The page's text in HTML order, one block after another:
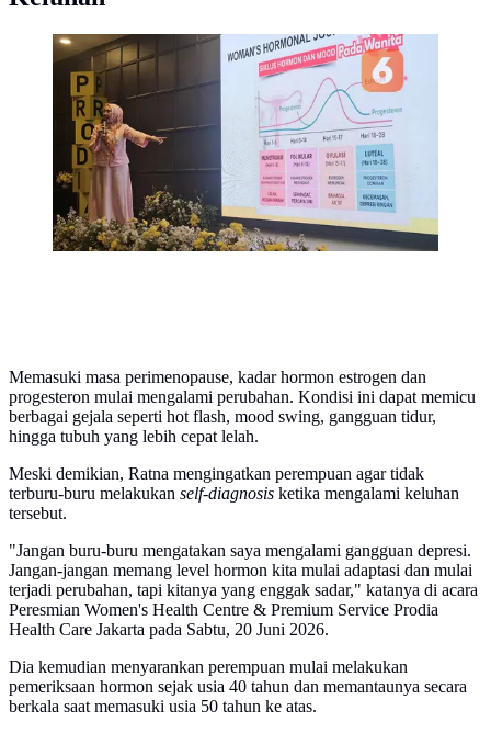
Dokter Spesialis Obstetri dan Ginekologi, dr. Ratna
Dewi Puspita Sari, SpOG, MARS, FISQua,
mengungkap pentingnya memahami kondisi hormon
sebelum usia 50 agar tetap sehat dan aktif. (Foto:
Aditya Eka Prawira/Liputan6.com)
Memasuki masa perimenopause, kadar hormon estrogen dan
progesteron mulai mengalami perubahan. Kondisi ini dapat memicu
berbagai gejala seperti hot flash, mood swing, gangguan tidur,
hingga tubuh yang lebih cepat lelah.
Meski demikian, Ratna mengingatkan perempuan agar tidak
terburu-buru melakukan self-diagnosis ketika mengalami keluhan
tersebut.
"Jangan buru-buru mengatakan saya mengalami gangguan depresi.
Jangan-jangan memang level hormon kita mulai adaptasi dan mulai
terjadi perubahan, tapi kitanya yang enggak sadar," katanya di acara
Peresmian Women's Health Centre & Premium Service Prodia
Health Care Jakarta pada Sabtu, 20 Juni 2026.
Dia kemudian menyarankan perempuan mulai melakukan
pemeriksaan hormon sejak usia 40 tahun dan memantaunya secara
berkala saat memasuki usia 50 tahun ke atas.